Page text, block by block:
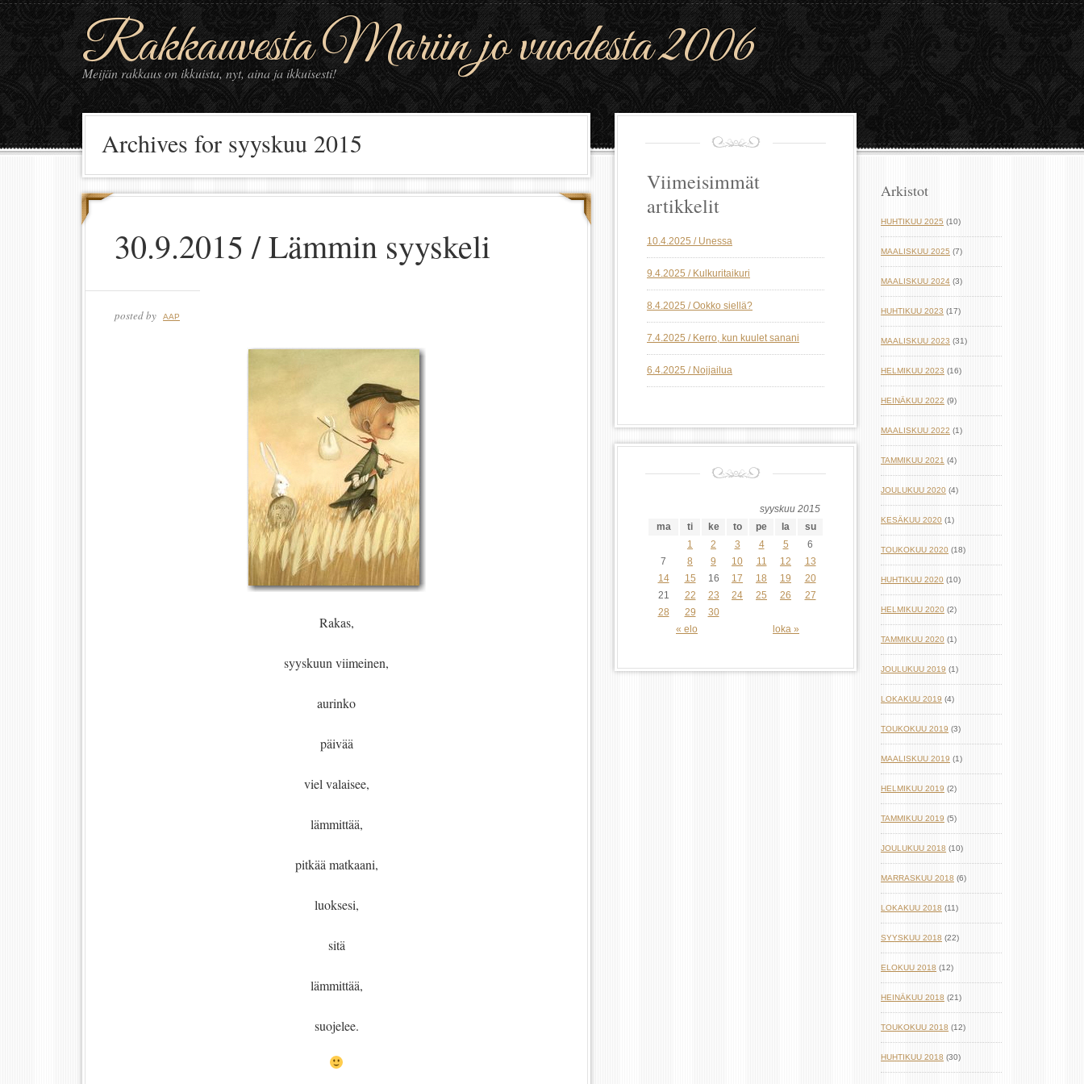
Rakkauvesta Mariin jo vuodesta 2006
Meijän rakkaus on ikkuista, nyt, aina ja ikkuisesti!
Archives for syyskuu 2015
30.9.2015 / Lämmin syyskeli
posted by AAP
Rakas,
syyskuun viimeinen,
aurinko
päivää
viel valaisee,
lämmittää,
pitkää matkaani,
luoksesi,
sitä
lämmittää,
suojelee.
Viimeisimmät
artikkelit
10.4.2025 / Unessa
9.4.2025 / Kulkuritaikuri
8.4.2025 / Ookko siellä?
7.4.2025 / Kerro, kun kuulet sanani
6.4.2025 / Nojjailua
syyskuu 2015
ma
ti ke to pe la su
« elo loka »
1 2 3 4 5
6
7
8 9 10 11 12
13
14
15 16 17 18 19
20
21
22 23 24 25 26
27
28
29 30
Arkistot
HUHTIKUU 2025 (10)
MAALISKUU 2025 (7)
MAALISKUU 2024 (3)
HUHTIKUU 2023 (17)
MAALISKUU 2023 (31)
HELMIKUU 2023 (16)
HEINÄKUU 2022 (9)
MAALISKUU 2022 (1)
TAMMIKUU 2021 (4)
JOULUKUU 2020 (4)
KESÄKUU 2020 (1)
TOUKOKUU 2020 (18)
HUHTIKUU 2020 (10)
HELMIKUU 2020 (2)
TAMMIKUU 2020 (1)
JOULUKUU 2019 (1)
LOKAKUU 2019 (4)
TOUKOKUU 2019 (3)
MAALISKUU 2019 (1)
HELMIKUU 2019 (2)
TAMMIKUU 2019 (5)
JOULUKUU 2018 (10)
MARRASKUU 2018 (6)
LOKAKUU 2018 (11)
SYYSKUU 2018 (22)
ELOKUU 2018 (12)
HEINÄKUU 2018 (21)
TOUKOKUU 2018 (12)
HUHTIKUU 2018 (30)